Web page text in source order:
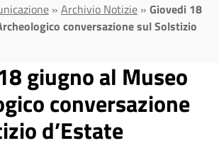
» Archivio Notizie » Giovedi 18
conversazione sul Solstizio
giugno al Museo
conversazione
d’Estate